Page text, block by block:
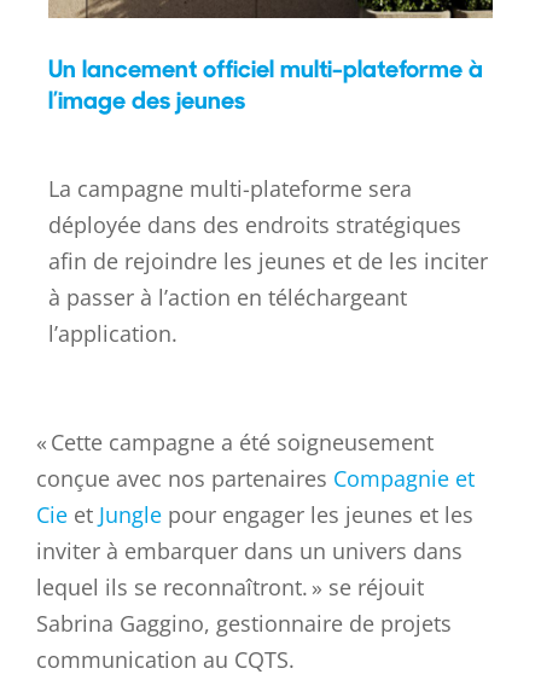
Un lancement officiel multi-plateforme à
l’image des jeunes
La campagne multi-plateforme sera
déployée dans des endroits stratégiques
afin de rejoindre les jeunes et de les inciter
à passer à l’action en téléchargeant
l’application.
« Cette campagne a été soigneusement
conçue avec nos partenaires Compagnie et
Cie et Jungle pour engager les jeunes et les
inviter à embarquer dans un univers dans
lequel ils se reconnaîtront. » se réjouit
Sabrina Gaggino, gestionnaire de projets
communication au CQTS.